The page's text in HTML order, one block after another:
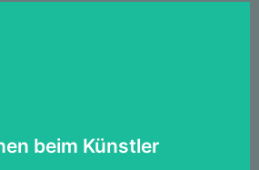
beim Künstler